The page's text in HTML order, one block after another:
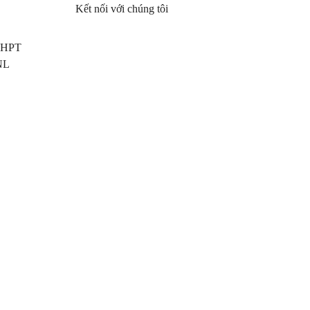
Kết nối với chúng tôi